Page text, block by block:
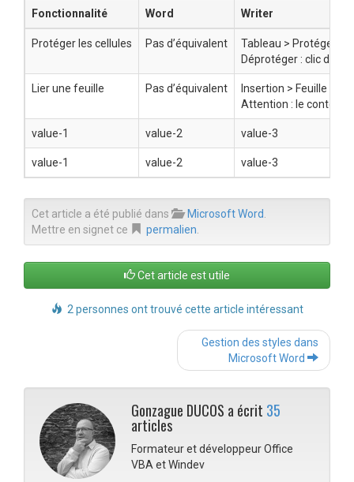
Fonctionnalité Word Writer
Protéger les cellules Pas d’équivalent
Tableau > Protéger
Déprotéger : clic droit
Lier une feuille Pas d’équivalent
Insertion > Feuille >
Attention : le contenu
value-1 value-2 value-3
value-1 value-2 value-3
Cet article a été publié dans Microsoft Word
Mettre en signet ce
permalien
Cet article est utile
2 personnes ont trouvé cette article intéressant
Post
Gestion des styles dans
Microsoft Word
Gonzague DUCOS a écrit 35
articles
Formateur et développeur Office
VBA et Windev